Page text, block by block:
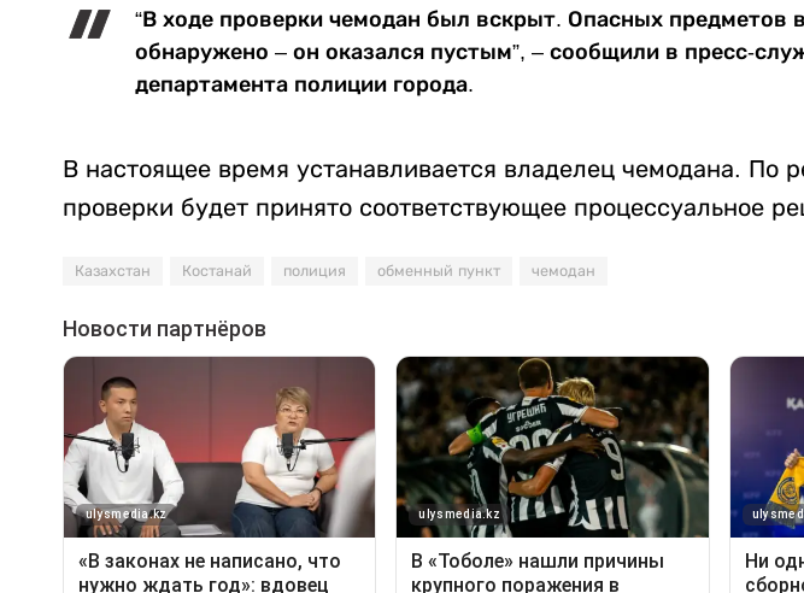
“В ходе проверки чемодан был вскрыт. Опасных предметов
обнаружено – он оказался пустым”, – сообщили в пресс-
департамента полиции города.
В настоящее время устанавливается владелец чемодана. По
проверки будет принято соответствующее процессуальное
Казахстан Костанай полиция обменный пункт чемодан